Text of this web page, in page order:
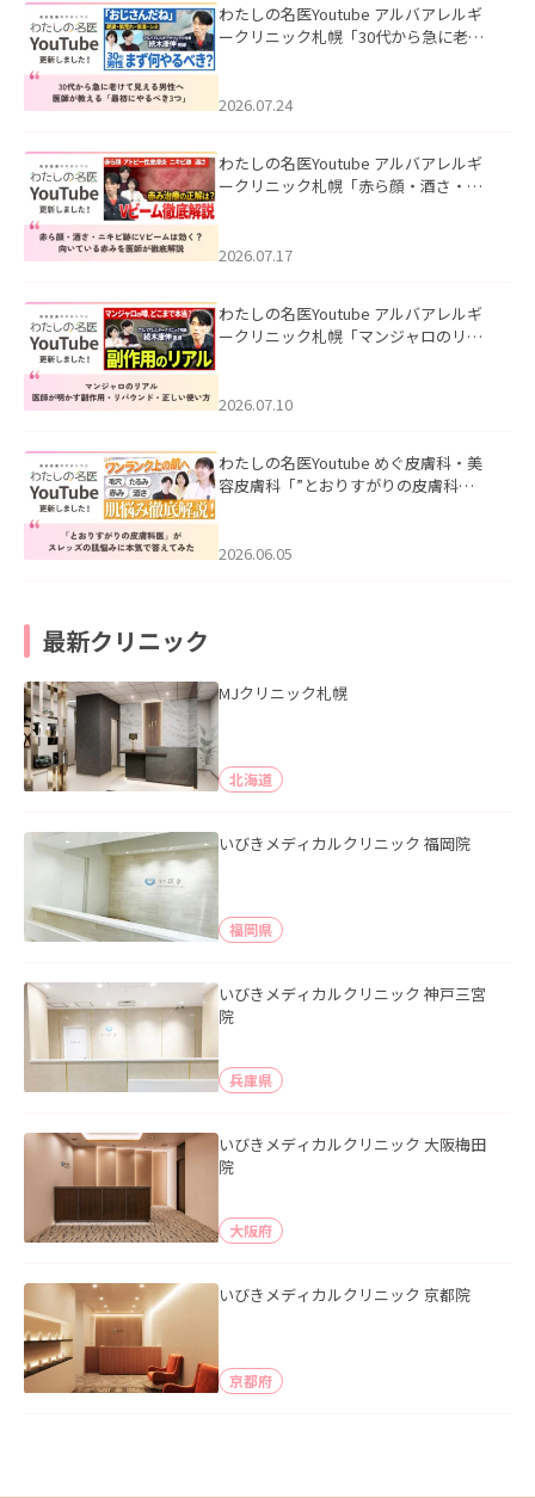
わたしの名医Youtube アルバアレルギ
ークリニック札幌「30代から急に老け
た。
2026.07.24
わたしの名医Youtube アルバアレルギ
ークリニック札幌「赤ら顔・酒さ・ニ
した。
2026.07.17
わたしの名医Youtube アルバアレルギ
ークリニック札幌「マンジャロのリア
た。
2026.07.10
わたしの名医Youtube めぐ皮膚科・美
容皮膚科「”とおりすがりの皮膚科
2026.06.05
最新クリニック
MJクリニック札幌
北海道
いびきメディカルクリニック 福岡院
福岡県
いびきメディカルクリニック 神戸三宮
院
兵庫県
いびきメディカルクリニック 大阪梅田
院
大阪府
いびきメディカルクリニック 京都院
京都府